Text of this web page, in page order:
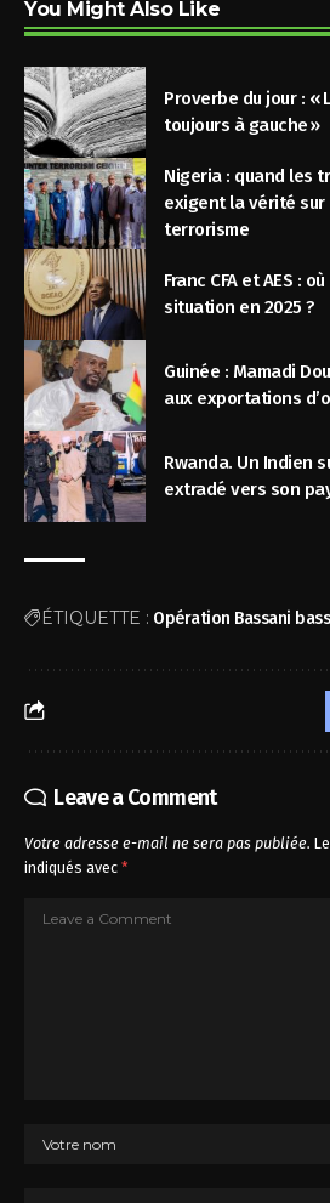
You Might Also Like
Proverbe du jour : «
toujours à gauche »
Nigeria : quand les
exigent la vérité sur
terrorisme
Franc CFA et AES :
situation en 2025 ?
Guinée : Mamadi
aux exportations
Rwanda. Un Indien
extradé vers son
ÉTIQUETTE : Opération Bassani
Leave a Comment
Votre adresse e-mail ne sera pas publiée.
indiqués avec *